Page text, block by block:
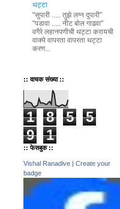
थट्टा
"सुपारी ..... तुझे लग्न दुपारी"
"पडावा ..... नीट बोल गाढवा"
वगैरे लहानपणीची थट्टा करायची
वाक्ये वापरता वापरता थट्टा
करण...
:: वाचक संख्या ::
1 8 5
5
9
1
:: फेसबुक ::
Vishal Ranadive
Create your
badge